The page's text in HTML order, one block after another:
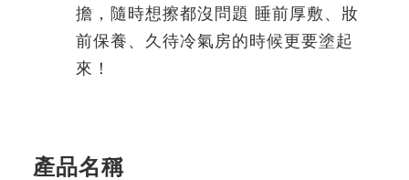
擔，隨時想擦都沒問題 睡前厚敷、妝
前保養、久待冷氣房的時候更要塗起
來！
產品名稱